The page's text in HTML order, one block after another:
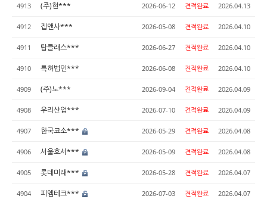
4913 (주)현*** 2026-06-12 견적완료 2026.04.13
4912 집앤사*** 2026-05-08 견적완료 2026.04.10
4911 탑클래스*** 2026-06-27 견적완료 2026.04.10
4910 특허법인*** 2026-06-08 견적완료 2026.04.10
4909 (주)노*** 2026-09-04 견적완료 2026.04.09
4908 우리산업*** 2026-07-10 견적완료 2026.04.09
4907 한국코소*** 2026-05-29 견적완료 2026.04.08
4906 서울호서*** 2026-05-09 견적완료 2026.04.08
4905 롯데미래*** 2026-05-28 견적완료 2026.04.07
4904 피엠테크*** 2026-07-03 견적완료 2026.04.07